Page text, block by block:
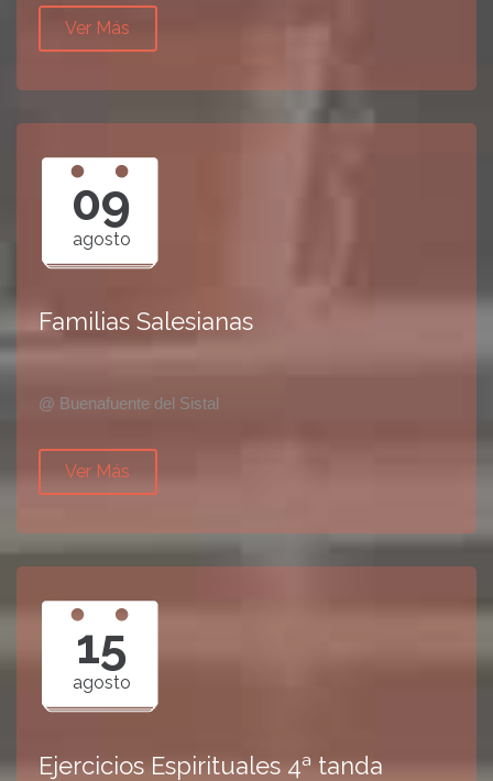
Ver Más
09
agosto
Familias Salesianas
@ Buenafuente del Sistal
Ver Más
15
agosto
Ejercicios Espirituales 4ª tanda